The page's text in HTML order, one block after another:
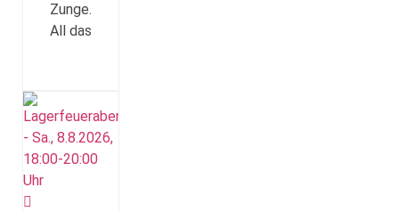
Zunge.
All das